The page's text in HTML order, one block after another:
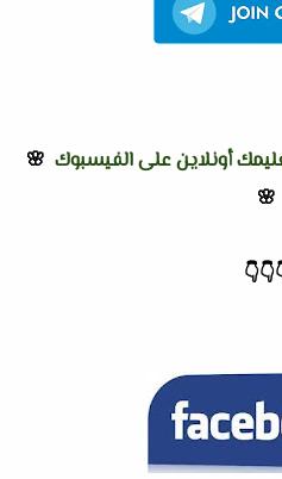
أونلاين على الفيسبوك 🌸
🌸
👇
👇